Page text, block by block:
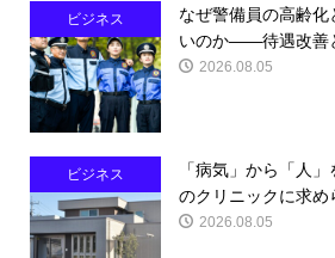
ビジネス
なぜ警備員の高齢
いのか――待遇改善
2026.08.05
ビジネス
「病気」から「人
のクリニックに求め
2026.08.05